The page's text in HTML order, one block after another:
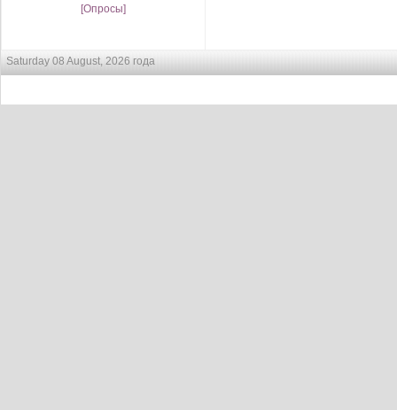
[Опросы]
Saturday 08 August, 2026 года